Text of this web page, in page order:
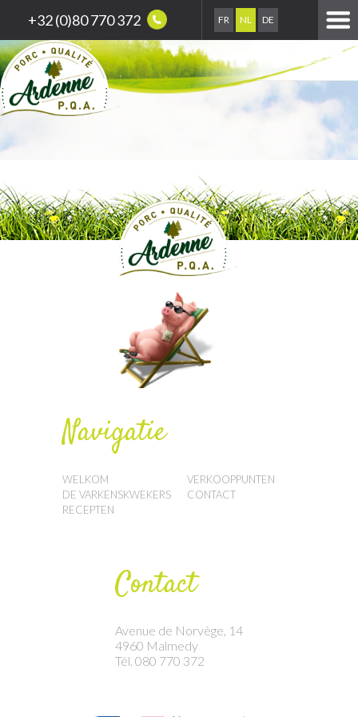
+32 (0)80 770 372 FR NL DE
Navigatie
WELKOM
DE VARKENSKWEKERS
RECEPTEN
VERKOOPPUNTEN
CONTACT
Contact
Avenue de Norvège, 14
4960 Malmedy
Tél. 080 770 372